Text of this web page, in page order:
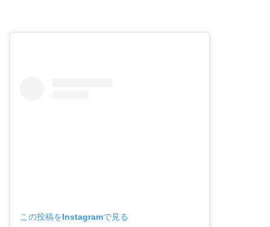
この投稿をInstagramで見る